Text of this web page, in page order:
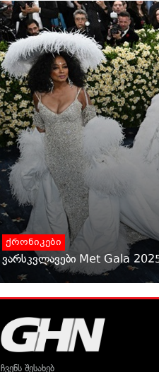
ქრონიკები
ვარსკვლავები Met Gala
ჩვენს შესახებ